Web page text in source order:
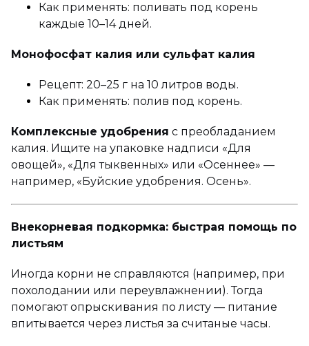
Как применять: поливать под корень
каждые 10–14 дней.
Монофосфат калия или сульфат калия
Рецепт: 20–25 г на 10 литров воды.
Как применять: полив под корень.
Комплексные удобрения с преобладанием
калия. Ищите на упаковке надписи «Для
овощей», «Для тыквенных» или «Осеннее» —
например, «Буйские удобрения. Осень».
Внекорневая подкормка: быстрая помощь по
листьям
Иногда корни не справляются (например, при
похолодании или переувлажнении). Тогда
помогают опрыскивания по листу — питание
впитывается через листья за считаные часы.